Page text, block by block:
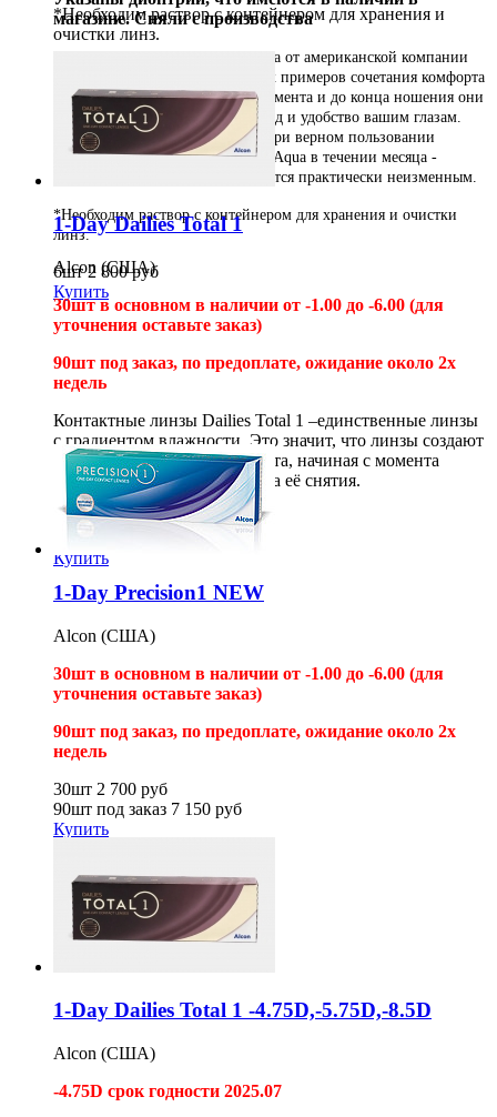
*Необходим раствор с контейнером для хранения и
очистки линз.
6шт 3 100 2 900
руб
Купить
магазине. Сняли с производства
Air Optix Aqua от американской компании
Ciba Vision - это один из лучших примеров сочетания комфорта
и здоровья. С самого первого момента и до конца ношения они
будут обеспечивать должный уход и удобство вашим глазам.
Исследования показывают, что при верном пользовании
контактными линзами Air Optix Aqua в течении месяца -
качество коррекции зрения остается практически неизменным.
*Необходим раствор с контейнером для хранения и очистки
линз.
6шт 2 800руб
Купить
1-Day Dailies Total 1
Alcon (США)
30шт в основном в наличии от -1.00 до -6.00 (для
уточнения оставьте заказ)
90шт под заказ, по предоплате, ожидание около 2х
недель
Контактные линзы Dailies Total 1 –единственные линзы
с градиентом влажности. Это значит, что линзы создают
постоянный уровень комфорта, начиная с момента
одевания линзы и до момента её снятия.
30шт 3 000руб
8 300
руб
Купить
1-Day Precision1 NEW
Alcon (США)
30шт в основном в наличии от -1.00 до -6.00 (для
уточнения оставьте заказ)
90шт под заказ, по предоплате, ожидание около 2х
недель
30шт 2 700 руб
90шт под заказ 7 150 руб
Купить
1-Day Dailies Total 1 -4.75D,-5.75D,-8.5D
Alcon (США)
-4.75D срок годности 2025.07